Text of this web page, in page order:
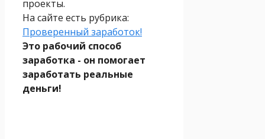
проекты.
На сайте есть рубрика:
Проверенный заработок!
Это рабочий способ
заработка - он помогает
заработать реальные
деньги!